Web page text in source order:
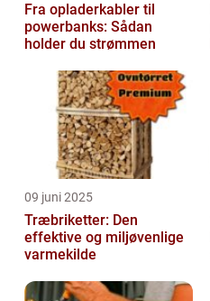
Fra opladerkabler til
powerbanks: Sådan
holder du strømmen
09 juni 2025
Træbriketter: Den
effektive og miljøvenlige
varmekilde